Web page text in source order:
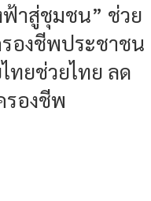
ฟ้าสู่ชุมชน” ช่วย
องชีพประชาชน
ทยช่วยไทย ลด
รองชีพ